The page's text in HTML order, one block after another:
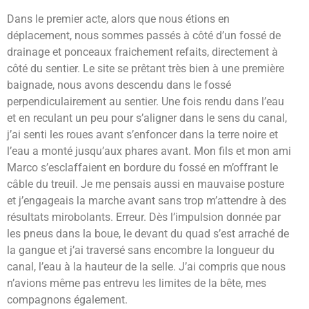
Dans le premier acte, alors que nous étions en
déplacement, nous sommes passés à côté d’un fossé de
drainage et ponceaux fraichement refaits, directement à
côté du sentier. Le site se prêtant très bien à une première
baignade, nous avons descendu dans le fossé
perpendiculairement au sentier. Une fois rendu dans l’eau
et en reculant un peu pour s’aligner dans le sens du canal,
j’ai senti les roues avant s’enfoncer dans la terre noire et
l’eau a monté jusqu’aux phares avant. Mon fils et mon ami
Marco s’esclaffaient en bordure du fossé en m’offrant le
câble du treuil. Je me pensais aussi en mauvaise posture
et j’engageais la marche avant sans trop m’attendre à des
résultats mirobolants. Erreur. Dès l’impulsion donnée par
les pneus dans la boue, le devant du quad s’est arraché de
la gangue et j’ai traversé sans encombre la longueur du
canal, l’eau à la hauteur de la selle. J’ai compris que nous
n’avions même pas entrevu les limites de la bête, mes
compagnons également.